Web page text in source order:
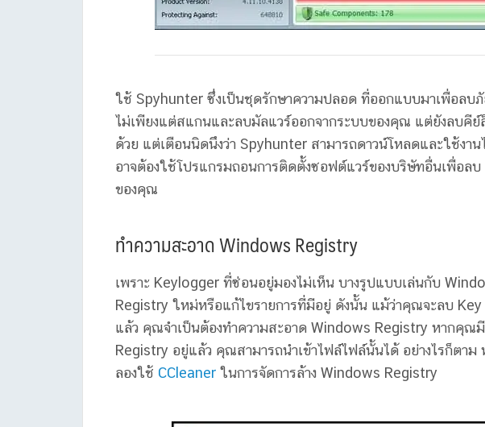
ใช้ Spyhunter ซึ่งเป็นชุดรักษาความปลอด ที่ออกแบบมาเพื่อลบ
ไม่เพียงแต่สแกนและลบมัลแวร์ออกจากระบบของคุณ แต่ยังลบคี
ด้วย แต่เตือนนิดนึงว่า Spyhunter สามารถดาวน์โหลดและใช้ง
อาจต้องใช้โปรแกรมถอนการติดตั้งซอฟต์แวร์ของบริษัทอื่นเพื่อล
ของคุณ
ทำความสะอาด Windows Registry
เพราะ Keylogger ที่ซ่อนอยู่มองไม่เห็น บางรูปแบบเล่นกับ
Registry ใหม่หรือแก้ไขรายการที่มีอยู่ ดังนั้น แม้ว่าคุณจะลบ
แล้ว คุณจำเป็นต้องทำความสะอาด Windows Registry หากคุณ
Registry อยู่แล้ว คุณสามารถนำเข้าไฟล์ไฟล์นั้นได้ อย่างไรก็ตา
ลองใช้ CCleaner ในการจัดการล้าง Windows Registry